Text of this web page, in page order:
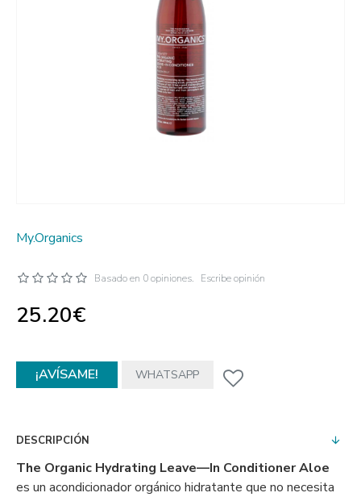
My.Organics
Basado en 0 opiniones. Escribe opinión
25.20€
¡AVÍSAME! WHATSAPP
DESCRIPCIÓN
The Organic Hydrating Leave—In Conditioner Aloe
es un acondicionador orgánico hidratante que no necesita